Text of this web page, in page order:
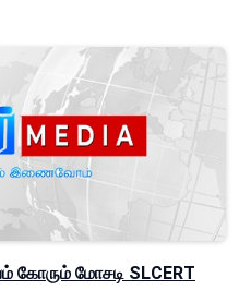
மோசடி SLCERT